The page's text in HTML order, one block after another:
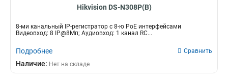
Hikvision DS-N308P(B)
8-ми канальный IP-регистратор c 8-ю PoE интерфейсами
Видеовход: 8 IP@8Мп; Аудиовход: 1 канал RC...
Подробнее Сравнить
Наличие: Нет на складе